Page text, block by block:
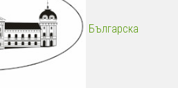
Българска